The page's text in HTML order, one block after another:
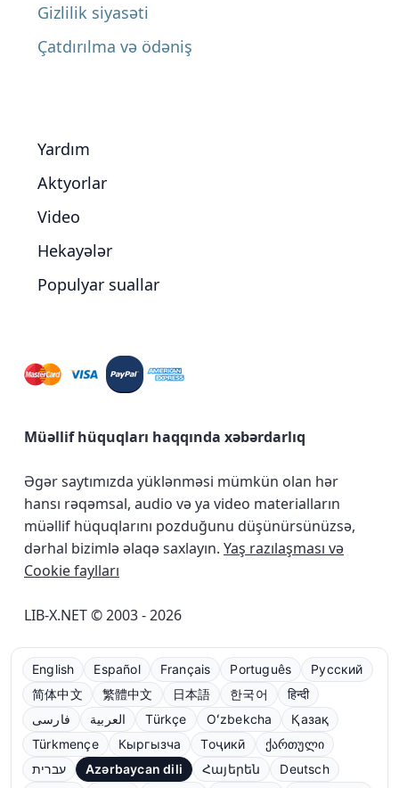
Gizlilik siyasəti
Çatdırılma və ödəniş
Yardım
Aktyorlar
Video
Hekayələr
Populyar suallar
Müəllif hüquqları haqqında xəbərdarlıq
Əgər saytımızda yüklənməsi mümkün olan hər
hansı rəqəmsal, audio və ya video materialların
müəllif hüquqlarını pozduğunu düşünürsünüzsə,
dərhal bizimlə əlaqə saxlayın. Yaş razılaşması və
Cookie faylları
LIB-X.NET © 2003 - 2026
English Español Français Português
Русский
简体中文
繁體中文 日本語 한국어
हिन्दी
فارسی
العربية Türkçe Oʻzbekcha
Қазақ
Türkmençe
Кыргызча Тоҷикӣ
ქართული
עברית
Azərbaycan dili Հայերեն
Deutsch